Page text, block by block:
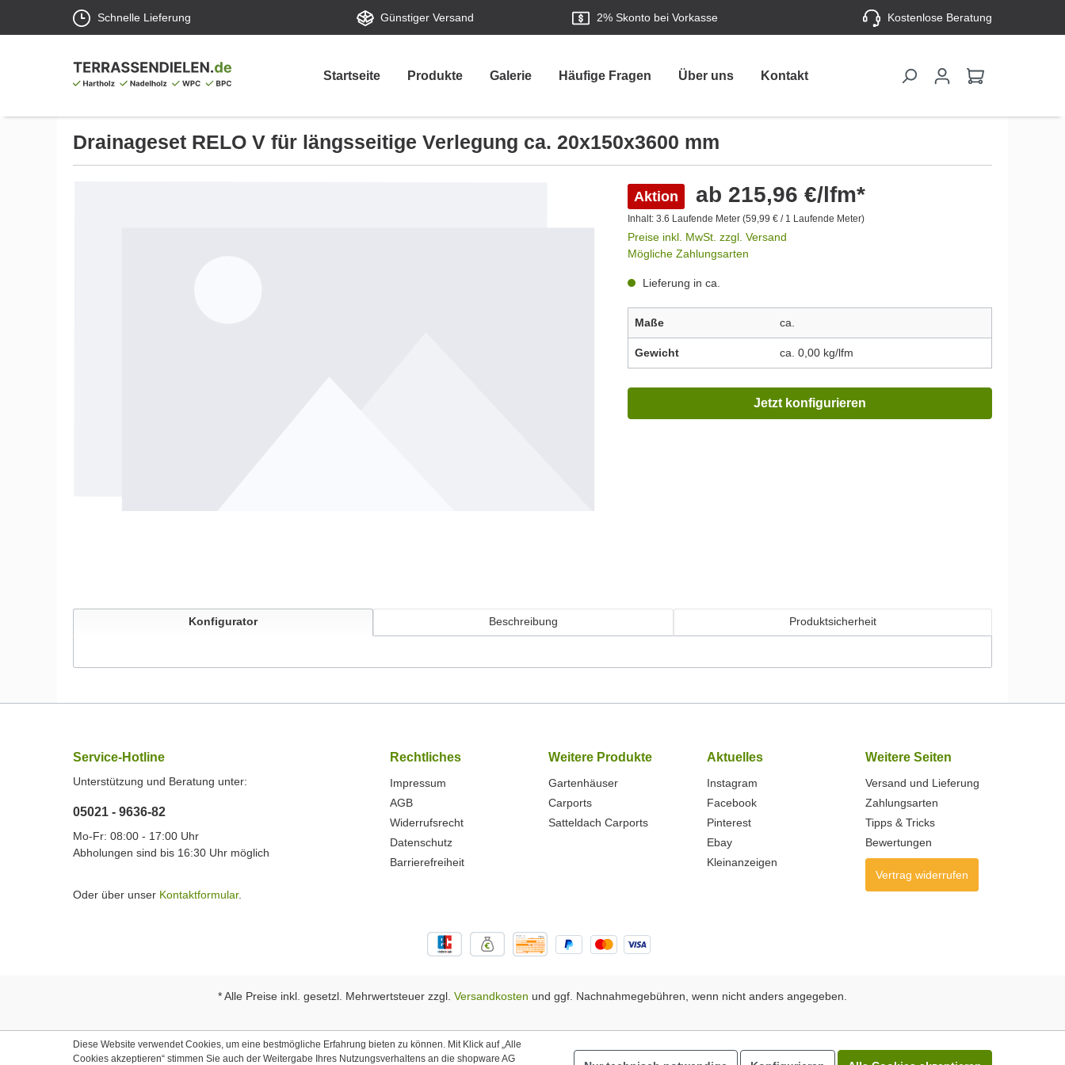
Schnelle Lieferung Günstiger Versand 2% Skonto bei Vorkasse Kostenlose Beratung
Startseite Produkte Galerie Häufige Fragen Über uns Kontakt
Drainageset RELO V für längsseitige Verlegung ca. 20x150x3600 mm
Aktion ab 215,96 €/lfm*
Inhalt: 3.6 Laufende Meter (59,99 € / 1 Laufende Meter)
Preise inkl. MwSt. zzgl. Versand
Mögliche Zahlungsarten
Lieferung in ca.
Maße ca.
Gewicht ca. 0,00 kg/lfm
Jetzt konfigurieren
Konfigurator Beschreibung Produktsicherheit
Service-Hotline
Unterstützung und Beratung unter:
05021 - 9636-82
Mo-Fr: 08:00 - 17:00 Uhr
Abholungen sind bis 16:30 Uhr möglich
Oder über unser Kontaktformular.
Rechtliches
Impressum
AGB
Widerrufsrecht
Datenschutz
Barrierefreiheit
Weitere Produkte
Gartenhäuser
Carports
Satteldach Carports
Aktuelles
Instagram
Facebook
Pinterest
Ebay
Kleinanzeigen
Weitere Seiten
Versand und Lieferung
Zahlungsarten
Tipps & Tricks
Bewertungen
Vertrag widerrufen
* Alle Preise inkl. gesetzl. Mehrwertsteuer zzgl. Versandkosten und ggf. Nachnahmegebühren, wenn nicht anders angegeben.
Diese Website verwendet Cookies, um eine bestmögliche Erfahrung bieten zu können. Mit Klick auf „Alle
Cookies akzeptieren“ stimmen Sie auch der Weitergabe Ihres Nutzungsverhaltens an die shopware AG